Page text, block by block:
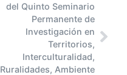
del Quinto Seminario
Permanente de
Investigación en
Territorios,
Interculturalidad,
Ruralidades, Ambiente